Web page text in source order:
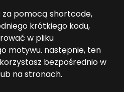
pomocą shortcode,
krótkiego kodu,
w pliku
motywu. następnie, ten
bezpośrednio w
na stronach.